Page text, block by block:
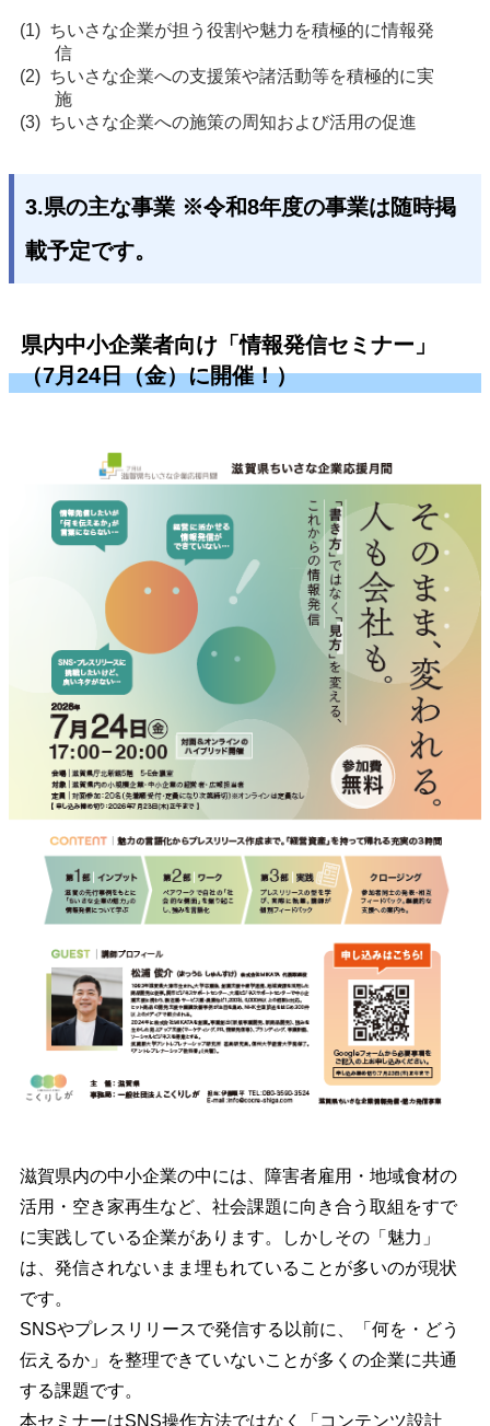
ちいさな企業が担う役割や魅力を積極的に情報発
信
ちいさな企業への支援策や諸活動等を積極的に実
施
ちいさな企業への施策の周知および活用の促進
3.県の主な事業 ※令和8年度の事業は随時掲
載予定です。
県内中小企業者向け「情報発信セミナー」
（7月24日（金）に開催！）
滋賀県内の中小企業の中には、障害者雇用・地域食材の
活用・空き家再生など、社会課題に向き合う取組をすで
に実践している企業があります。しかしその「魅力」
は、発信されないまま埋もれていることが多いのが現状
です。
SNSやプレスリリースで発信する以前に、「何を・どう
伝えるか」を整理できていないことが多くの企業に共通
する課題です。
本セミナーはSNS操作方法ではなく「コンテンツ設計